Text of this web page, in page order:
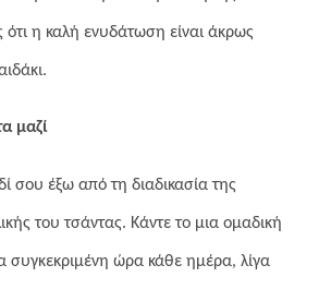
η καλή ενυδάτωση είναι άκρως
μαζί
σου έξω από τη διαδικασία της
του τσάντας. Κάντε το μια ομαδική
συγκεκριμένη ώρα κάθε ημέρα, λίγα